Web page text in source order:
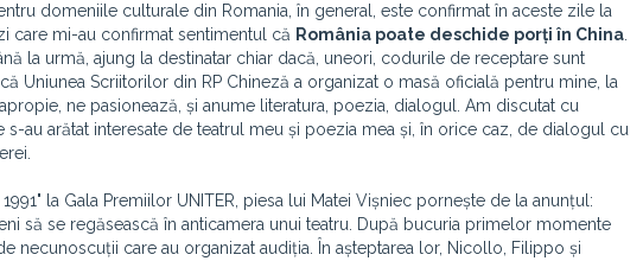
domeniile culturale din Romania, în general, este confirmat în aceste zile la
care mi-au confirmat sentimentul că România poate deschide porți în China
la urmă, ajung la destinatar chiar dacă, uneori, codurile de receptare sunt
Uniunea Scriitorilor din RP Chineză a organizat o masă oficială pentru mine, la
ne pasionează, și anume literatura, poezia, dialogul. Am discutat cu
au arătat interesate de teatrul meu și poezia mea și, în orice caz, de dialogul cu
la Gala Premiilor UNITER, piesa lui Matei Vișniec pornește de la anunțul:
să se regăsească în anticamera unui teatru. După bucuria primelor momente
necunoscuții care au organizat audiția. În așteptarea lor, Nicollo, Filippo și